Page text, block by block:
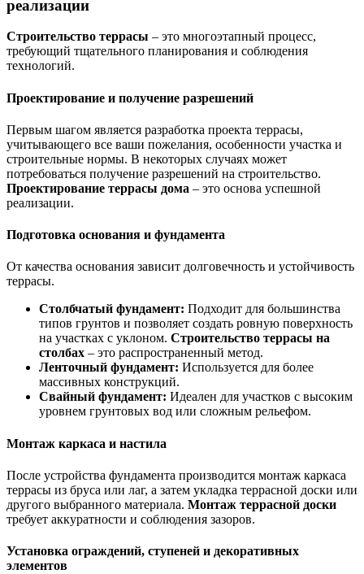
реализации
Строительство террасы – это многоэтапный процесс,
требующий тщательного планирования и соблюдения
технологий.
Проектирование и получение разрешений
Первым шагом является разработка проекта террасы,
учитывающего все ваши пожелания, особенности участка и
строительные нормы. В некоторых случаях может
потребоваться получение разрешений на строительство.
Проектирование террасы дома – это основа успешной
реализации.
Подготовка основания и фундамента
От качества основания зависит долговечность и устойчивость
террасы.
Столбчатый фундамент: Подходит для большинства
типов грунтов и позволяет создать ровную поверхность
на участках с уклоном. Строительство террасы на
столбах – это распространенный метод.
Ленточный фундамент: Используется для более
массивных конструкций.
Свайный фундамент: Идеален для участков с высоким
уровнем грунтовых вод или сложным рельефом.
Монтаж каркаса и настила
После устройства фундамента производится монтаж каркаса
террасы из бруса или лаг, а затем укладка террасной доски или
другого выбранного материала. Монтаж террасной доски
требует аккуратности и соблюдения зазоров.
Установка ограждений, ступеней и декоративных
элементов